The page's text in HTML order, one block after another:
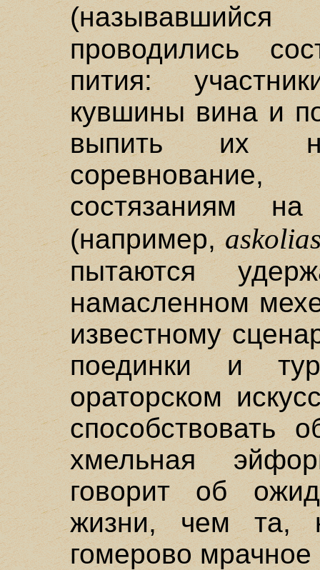
проводились
пития:
кувшины вина и
выпить их
соревнование,
состязаниям
(например,
пытаются
намасленном
известному
поединки и
ораторском
способствовать
хмельная
говорит об
жизни, чем та,
гомерово